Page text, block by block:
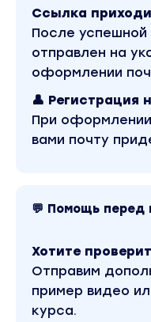
Четверг
Лучшие советчики
Пятница
Эффект
НЕДЕЛЯ 2
Понедельник
Самый понятный
Среда
Четверг
Работа над
Пятница
Формула сториз.
Ссылка
После
отправлен на
оформлении
👤 Регистрация
При
вами почту
💬 Помощь перед
Хотите
Отправим
пример видео
курса.